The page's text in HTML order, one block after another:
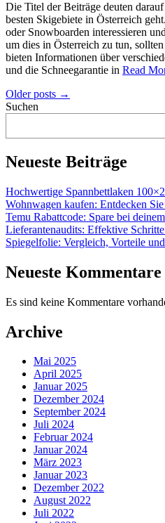
Die Titel der Beiträge deuten
besten Skigebiete in Österreich
oder Snowboarden interessieren
um dies in Österreich zu tun,
bieten Informationen über
und die Schneegarantie in Read
Posts
navigation
Older posts →
Suchen
Neueste Beiträge
Hochwertige Spannbettlaken
Wohnwagen kaufen: Entdecken
Temu Rabattcode: Spare bei
Lieferantenaudits: Effektive
Spiegelfolie: Vergleich, Vorteile
Neueste Kommentare
Es sind keine Kommentare
Archive
Mai 2025
April 2025
Januar 2025
Dezember 2024
September 2024
Juli 2024
Februar 2024
Januar 2024
März 2023
Januar 2023
Dezember 2022
August 2022
Juli 2022